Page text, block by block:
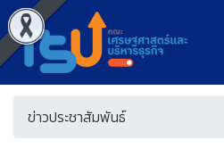
ข่าวประชาสัมพันธ์